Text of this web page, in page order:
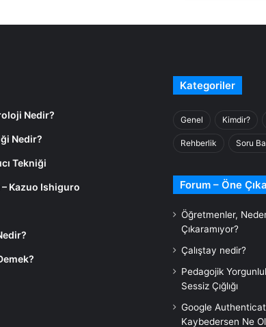
Nedir?
Nedir?
Tekniği
– Kazuo Ishiguro
Kategoriler
Genel Kimdir?
Rehberlik Soru
Forum – Öne
Öğretmenler,
Çıkaramıyor?
Çalıştay nedir?
Pedagojik
Sessiz Çığlığı
Google
Kaybedersen Ne